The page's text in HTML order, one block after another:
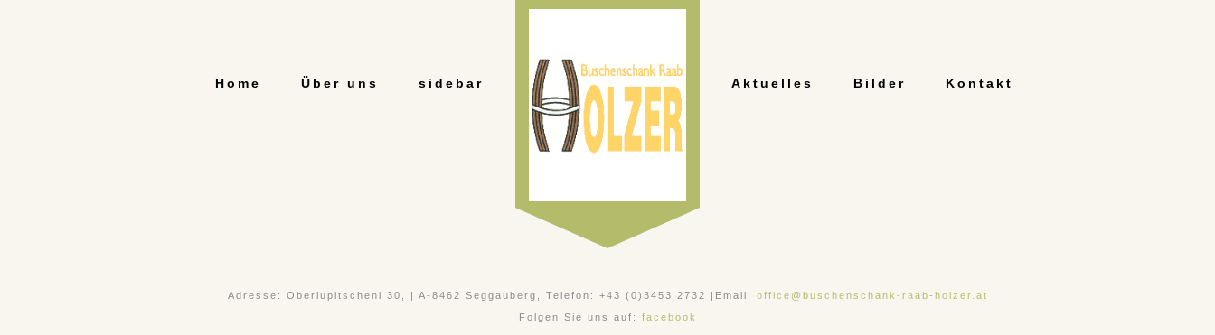
Home Über uns sidebar Aktuelles Bilder Kontakt
Adresse: Oberlupitscheni 30, | A-8462 Seggauberg, Telefon: +43 (0)3453 2732 |Email: office@buschenschank-raab-holzer.at
Folgen Sie uns auf: facebook